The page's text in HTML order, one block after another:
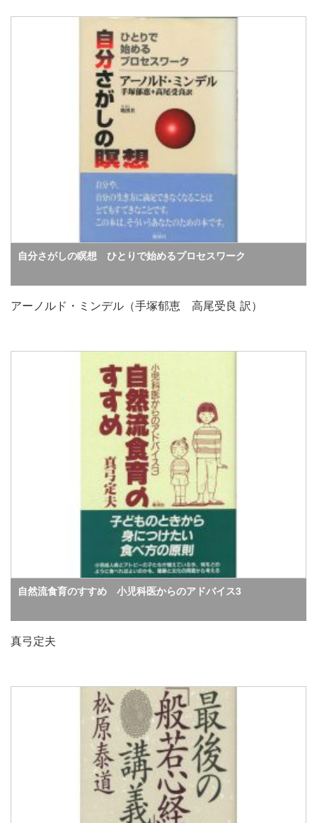
自分さがしの瞑想 ひとりで始めるプロセスワーク
アーノルド・ミンデル（手塚郁恵 高尾受良 訳）
自然流食育のすすめ 小児科医からのアドバイス3
真弓定夫